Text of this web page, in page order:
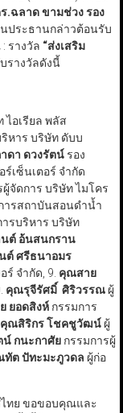
.ฉลาด ขามช่วง รอง
ประธานกล่าวต้อนรับ
รางวัล “ส่งเสริม
รางวัลดังนี้
ไอเรียล พลัส
หาร บริษัท ดับบ
ดา ดวงรัตน์รอง
เซ็นเตอร์ จำกัด
จัดการ บริษัท ไมโคร
ารสถาบันสอนดำน้ำ
รบริหาร บริษัท
นต์ อ้นสนกราน
ต์ ศรีธนาอมร
ร์ จำกัด, 9. คุณสาย
คุณรุจีรัศมิ์ ศิริวรรณผู้
ยอดสิงห์กรรมการ
คุณสิริกร โชคชูวัฒน์ผู้
น์ กนะกาศัยกรรมการผู้
ต ปัทะมะภูวดล ผู้ก่อ
ทย ขอขอบคุณและ